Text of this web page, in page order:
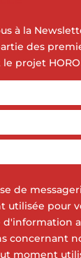
à la
des
projet
de
utilisée pour
concernant
moment